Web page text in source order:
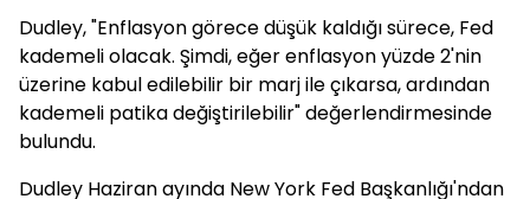
Dudley, "Enflasyon görece düşük kaldığı sürece, Fed
kademeli olacak. Şimdi, eğer enflasyon yüzde 2'nin
üzerine kabul edilebilir bir marj ile çıkarsa, ardından
kademeli patika değiştirilebilir" değerlendirmesinde
bulundu.
Dudley Haziran ayında New York Fed Başkanlığı'ndan